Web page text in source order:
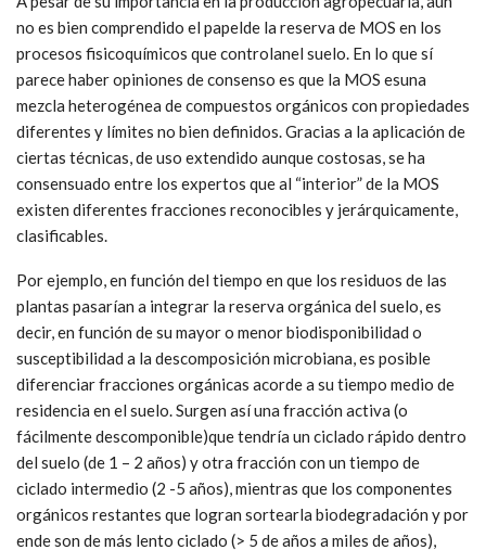
no es bien comprendido el papelde la reserva de MOS en los
procesos fisicoquímicos que controlanel suelo. En lo que sí
parece haber opiniones de consenso es que la MOS esuna
mezcla heterogénea de compuestos orgánicos con propiedades
diferentes y límites no bien definidos. Gracias a la aplicación de
ciertas técnicas, de uso extendido aunque costosas, se ha
consensuado entre los expertos que al “interior” de la MOS
existen diferentes fracciones reconocibles y jerárquicamente,
clasificables.
Por ejemplo, en función del tiempo en que los residuos de las
plantas pasarían a integrar la reserva orgánica del suelo, es
decir, en función de su mayor o menor biodisponibilidad o
susceptibilidad a la descomposición microbiana, es posible
diferenciar fracciones orgánicas acorde a su tiempo medio de
residencia en el suelo. Surgen así una fracción activa (o
fácilmente descomponible)que tendría un ciclado rápido dentro
del suelo (de 1 – 2 años) y otra fracción con un tiempo de
ciclado intermedio (2 -5 años), mientras que los componentes
orgánicos restantes que logran sortearla biodegradación y por
ende son de más lento ciclado (> 5 de años a miles de años),